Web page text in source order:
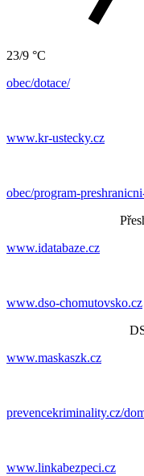
23/9 °C
obec/dotace/
www.kr-ustecky.cz
obec/program-
www.idatabaze.cz
www.dso-chomutovsko.cz
www.maskaszk.cz
prevencekriminality.cz/
www.linkabezpeci.cz